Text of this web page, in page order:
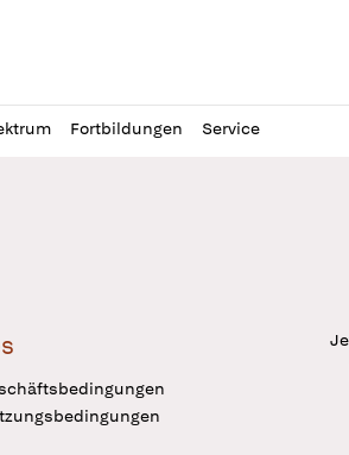
Fortbildungen Service